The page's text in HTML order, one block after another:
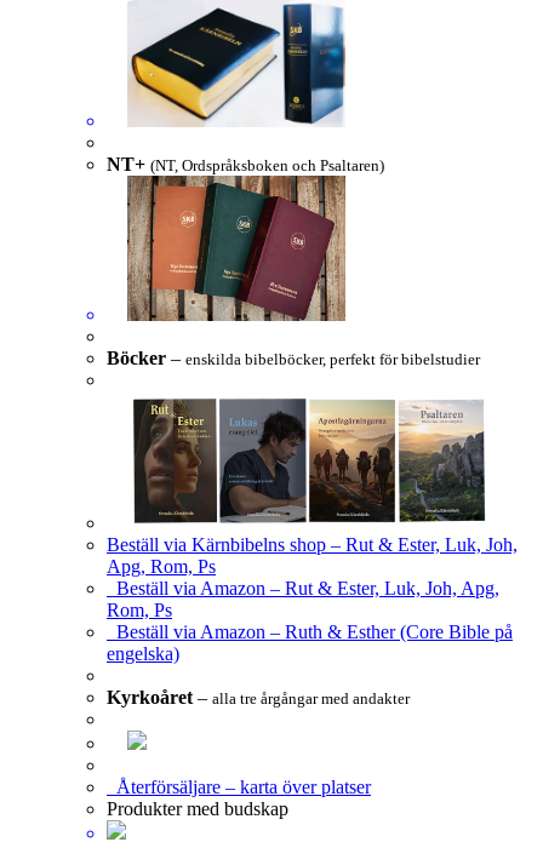
NT+ (NT, Ordspråksboken och Psaltaren)
Böcker – enskilda bibelböcker, perfekt för bibelstudier
Beställ via Kärnbibelns shop – Rut & Ester, Luk, Joh,
Apg, Rom, Ps
Beställ via Amazon – Rut & Ester, Luk, Joh, Apg,
Rom, Ps
Beställ via Amazon – Ruth & Esther (Core Bible på
engelska)
Kyrkoåret – alla tre årgångar med andakter
Återförsäljare – karta över platser
Produkter med budskap